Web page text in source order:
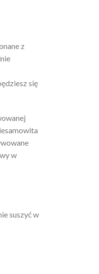
z
się
w
suszyć w